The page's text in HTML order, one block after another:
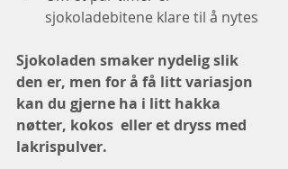
sjokoladebitene klare til å nytes
Sjokoladen smaker nydelig slik
den er, men for å få litt variasjon
kan du gjerne ha i litt hakka
nøtter, kokos  eller et dryss med
lakrispulver.